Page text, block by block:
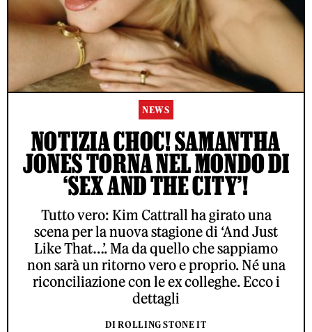
NEWS
NOTIZIA CHOC! SAMANTHA
JONES TORNA NEL MONDO DI
‘SEX AND THE CITY’!
Tutto vero: Kim Cattrall ha girato una
scena per la nuova stagione di ‘And Just
Like That…’. Ma da quello che sappiamo
non sarà un ritorno vero e proprio. Né una
riconciliazione con le ex colleghe. Ecco i
dettagli
DI ROLLING STONE IT